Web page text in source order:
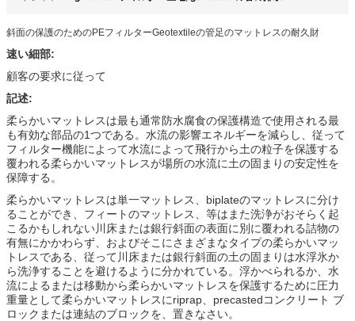
斜面の保護のためのPEフィルターGeotextileの管足のマットレスの耐久財
速い細部:
顧客の要求に従って
記述:
柔らかいマットレスは最も通常防水腐食の保護構造で使用される最
も有効な部品の1つである。水流の影響エネルギーを減らし、従って
フィルター機能によって水流によって飛行から土の粒子を保護する
覆われる柔らかいマットレスが場所の水流に土の固まりの安定性を
保障する。
柔らかいマットレスは単一マットレス、biplateのマットレスに分け
ることができ、フィートのマットレス、等はまた洗浄がおそらく起
こるかもしれない川床または銀行斜面の表面に別に覆われる詰物の
有無にかかわらず、およびそこにさまざまなタイプの柔らかいマッ
トレスである、従って川床または銀行斜面の土の固まりは水浮氷か
ら洗浄することを避けるように分かれている。浮かべられるか、水
流によるまたは移動から柔らかいマットレスを保護するために圧力
重量として柔らかいマットレスにriprap、precastedコンクリート ブ
ロックまたは連結のブロックを、置きなさい。